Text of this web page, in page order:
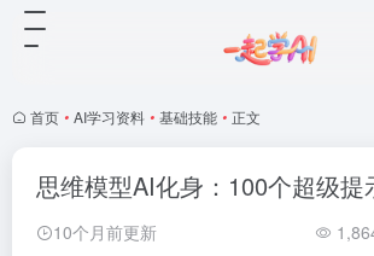
首页 • AI学习资料 • 基础技能 • 正文
思维模型AI化身：100个超级提
10个月前更新